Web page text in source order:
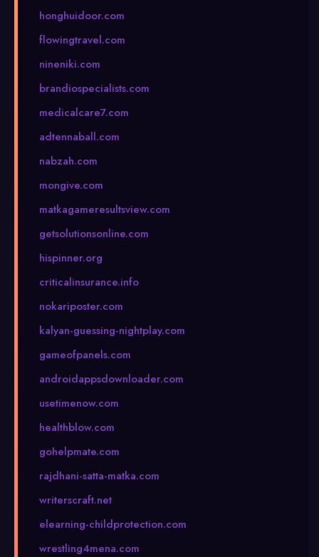
honghuidoor.com
flowingtravel.com
nineniki.com
brandiospecialists.com
medicalcare7.com
adtennaball.com
nabzah.com
mongive.com
matkagameresultsview.com
getsolutionsonline.com
hispinner.org
criticalinsurance.info
nokariposter.com
kalyan-guessing-nightplay.com
gameofpanels.com
androidappsdownloader.com
usetimenow.com
healthblow.com
gohelpmate.com
rajdhani-satta-matka.com
writerscraft.net
elearning-childprotection.com
wrestling4mena.com